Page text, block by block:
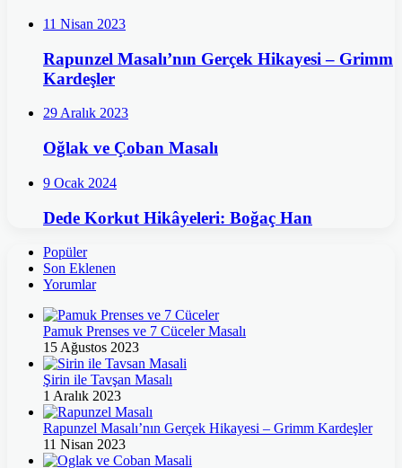
11 Nisan 2023
Rapunzel Masalı’nın Gerçek Hikayesi – Grimm
Kardeşler
29 Aralık 2023
Oğlak ve Çoban Masalı
9 Ocak 2024
Dede Korkut Hikâyeleri: Boğaç Han
Popüler
Son Eklenen
Yorumlar
Pamuk Prenses ve 7 Cüceler Masalı
15 Ağustos 2023
Şirin ile Tavşan Masalı
1 Aralık 2023
Rapunzel Masalı’nın Gerçek Hikayesi – Grimm Kardeşler
11 Nisan 2023